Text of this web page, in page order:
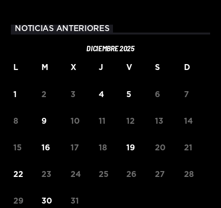
NOTICIAS ANTERIORES
DICIEMBRE 2025
L M X J V S D
1 2 3 4 5 6 7
8 9 10 11 12 13 14
15 16 17 18 19 20 21
22 23 24 25 26 27 28
29 30 31